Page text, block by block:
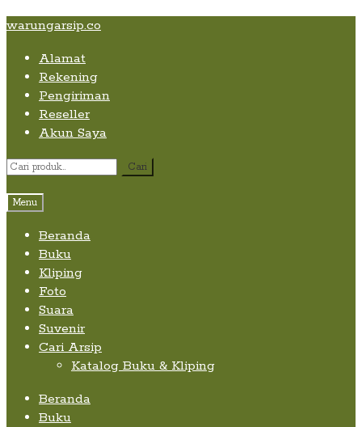
Skip
content
Skip
navigation
Skip
content
warungarsip.co
Alamat
Rekening
Pengiriman
Reseller
Akun Saya
Pencarian
Cari
Menu
Beranda
Buku
Kliping
Foto
Suara
Suvenir
Cari Arsip
Katalog Buku & Kliping
Beranda
Buku